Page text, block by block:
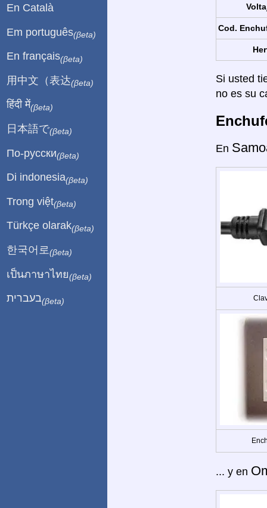
Cod.
Si usted
no es su
En
... y en
En Català
Em português(βeta)
En français(βeta)
用中文（表达(βeta)
हिंदी में(βeta)
日本語で(βeta)
По-русски(βeta)
Di indonesia(βeta)
Trong việt(βeta)
Türkçe olarak(βeta)
한국어로 (βeta)
เป็นภาษาไทย(βeta)
בעברית(βeta)